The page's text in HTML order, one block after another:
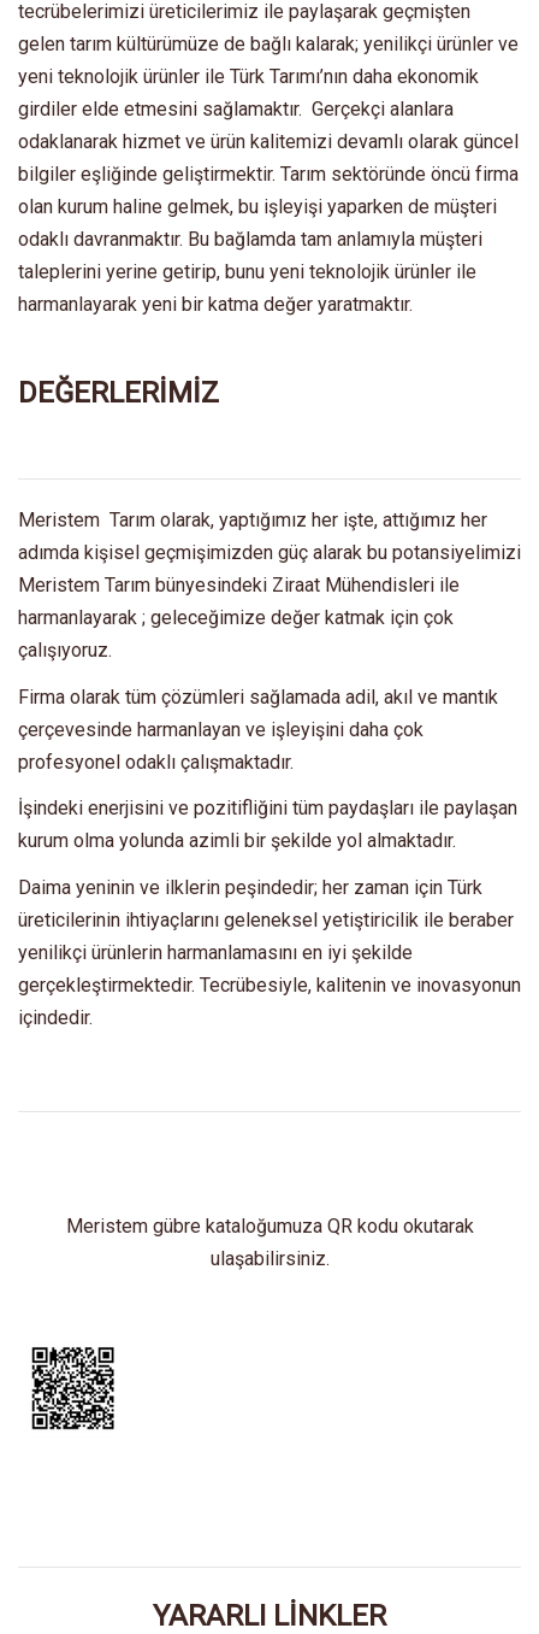
tecrübelerimizi üreticilerimiz ile paylaşarak geçmişten
gelen tarım kültürümüze de bağlı kalarak; yenilikçi ürünler ve
yeni teknolojik ürünler ile Türk Tarımı’nın daha ekonomik
girdiler elde etmesini sağlamaktır. Gerçekçi alanlara
odaklanarak hizmet ve ürün kalitemizi devamlı olarak güncel
bilgiler eşliğinde geliştirmektir. Tarım sektöründe öncü firma
olan kurum haline gelmek, bu işleyişi yaparken de müşteri
odaklı davranmaktır. Bu bağlamda tam anlamıyla müşteri
taleplerini yerine getirip, bunu yeni teknolojik ürünler ile
harmanlayarak yeni bir katma değer yaratmaktır.
DEĞERLERİMİZ
Meristem Tarım olarak, yaptığımız her işte, attığımız her
adımda kişisel geçmişimizden güç alarak bu potansiyelimizi
Meristem Tarım bünyesindeki Ziraat Mühendisleri ile
harmanlayarak ; geleceğimize değer katmak için çok
çalışıyoruz.
Firma olarak tüm çözümleri sağlamada adil, akıl ve mantık
çerçevesinde harmanlayan ve işleyişini daha çok
profesyonel odaklı çalışmaktadır.
İşindeki enerjisini ve pozitifliğini tüm paydaşları ile paylaşan
kurum olma yolunda azimli bir şekilde yol almaktadır.
Daima yeninin ve ilklerin peşindedir; her zaman için Türk
üreticilerinin ihtiyaçlarını geleneksel yetiştiricilik ile beraber
yenilikçi ürünlerin harmanlamasını en iyi şekilde
gerçekleştirmektedir. Tecrübesiyle, kalitenin ve inovasyonun
içindedir.
Meristem gübre kataloğumuza QR kodu okutarak
ulaşabilirsiniz.
YARARLI LİNKLER